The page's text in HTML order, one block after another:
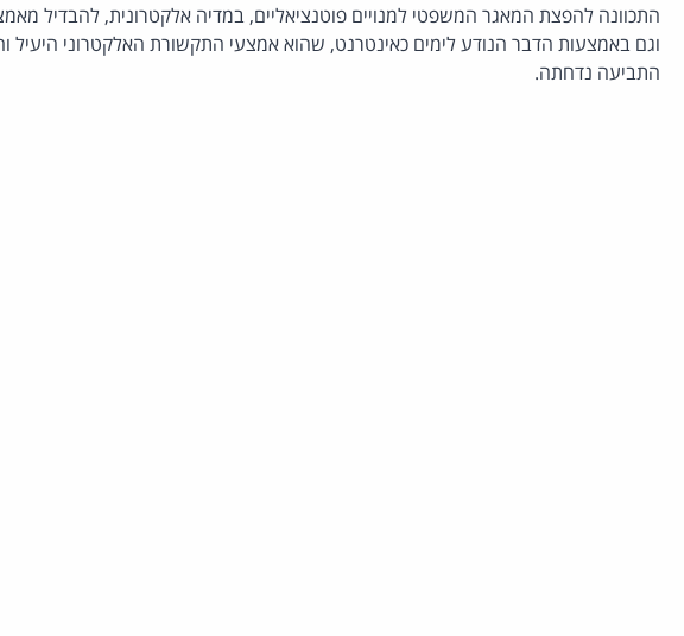
התכוונה להפצת המאגר המשפטי למנויים פוטנציאליים, במדיה אלקטרונית, להבדיל
וגם באמצעות הדבר הנודע לימים כאינטרנט, שהוא אמצעי התקשורת האלקטרוני היעיל
התביעה נדחתה.